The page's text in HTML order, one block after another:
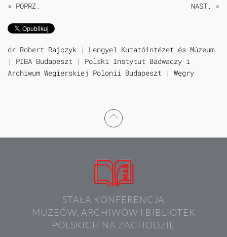
« POPRZ. NAST. »
dr Robert Rajczyk | Lengyel Kutatóintézet és Múzeum
| PIBA Budapeszt | Polski Instytut Badwaczy i
Archiwum Wegierskiej Polonii Budapeszt | Węgry
STAŁA KONFERENCJA
MUZEÓW, ARCHIWÓW I BIBLIOTEK
POLSKICH NA ZACHODZIE